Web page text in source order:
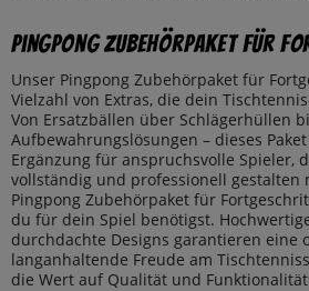
Pingpong Zubehörpaket für
Unser Pingpong Zubehörpaket für
Vielzahl von Extras, die dein
Von Ersatzbällen über Schlägerhüllen
Aufbewahrungslösungen – dieses
Ergänzung für anspruchsvolle Spieler,
vollständig und professionell gestalten
Pingpong Zubehörpaket für
du für dein Spiel benötigst.
durchdachte Designs garantieren eine
langanhaltende Freude am
die Wert auf Qualität und